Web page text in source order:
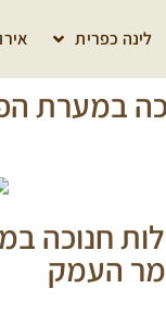
לינה כפרית
במערת
חנוכה
העמק